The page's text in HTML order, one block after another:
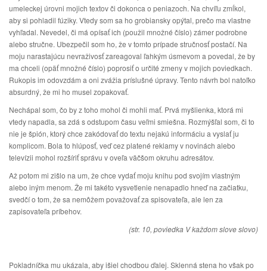
umeleckej úrovni mojich textov či dokonca o peniazoch. Na chvíľu zmĺkol,
aby si pohladil fúziky. Vtedy som sa ho grobiansky opýtal, prečo ma vlastne
vyhľadal. Nevedel, či má opísať ich (použil množné číslo) zámer podrobne
alebo stručne. Ubezpečil som ho, že v tomto prípade stručnosť postačí. Na
moju narastajúcu nevraživosť zareagoval ľahkým úsmevom a povedal, že by
ma chceli (opäť množné číslo) poprosiť o určité zmeny v mojich poviedkach.
Rukopis im odovzdám a oni zvážia príslušné úpravy. Tento návrh bol natoľko
absurdný, že mi ho musel zopakovať.
Nechápal som, čo by z toho mohol či mohli mať. Prvá myšlienka, ktorá mi
vtedy napadla, sa zdá s odstupom času veľmi smiešna. Rozmýšľal som, či to
nie je špión, ktorý chce zakódovať do textu nejakú informáciu a vyslať ju
komplicom. Bola to hlúposť, veď cez platené reklamy v novinách alebo
televízii mohol rozšíriť správu v oveľa väčšom okruhu adresátov.
Až potom mi zišlo na um, že chce vydať moju knihu pod svojím vlastným
alebo iným menom. Že mi takéto vysvetlenie nenapadlo hneď na začiatku,
svedčí o tom, že sa nemôžem považovať za spisovateľa, ale len za
zapisovateľa príbehov.
(str. 10, poviedka V každom slove slovo)
Pokladníčka mu ukázala, aby išiel chodbou ďalej. Sklenná stena ho však po